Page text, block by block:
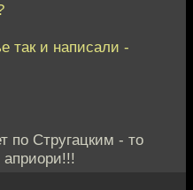
так и написали -
по Стругацким - то